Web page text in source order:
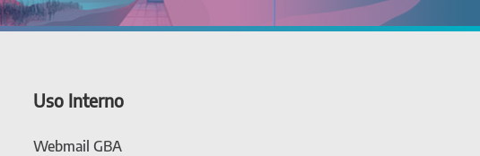
Uso Interno
Webmail GBA